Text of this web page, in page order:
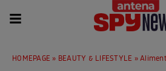
HOMEPAGE » BEAUTY & LIFESTYLE » Alimentul de care